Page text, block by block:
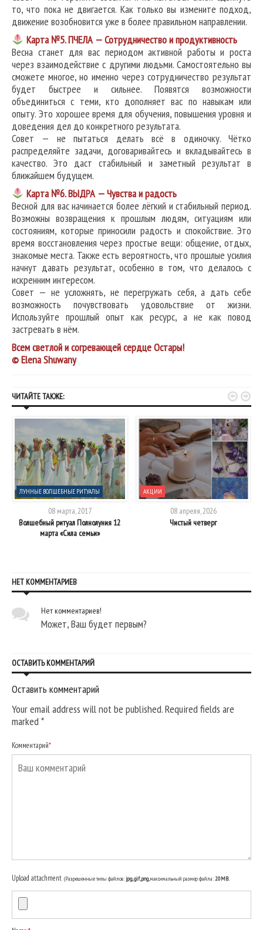
то, что пока не двигается. Как только вы измените подход,
движение возобновится уже в более правильном направлении.
Карта №5. ПЧЕЛА — Сотрудничество и продуктивность
Весна станет для вас периодом активной работы и роста
через взаимодействие с другими людьми. Самостоятельно вы
сможете многое, но именно через сотрудничество результат
будет быстрее и сильнее. Появятся возможности
объединиться с теми, кто дополняет вас по навыкам или
опыту. Это хорошее время для обучения, повышения уровня и
доведения дел до конкретного результата.
Совет — не пытаться делать всё в одиночку. Чётко
распределяйте задачи, договаривайтесь и вкладывайтесь в
качество. Это даст стабильный и заметный результат в
ближайшем будущем.
Карта №6. ВЫДРА — Чувства и радость
Весной для вас начинается более лёгкий и стабильный период.
Возможны возвращения к прошлым людям, ситуациям или
состояниям, которые приносили радость и спокойствие. Это
время восстановления через простые вещи: общение, отдых,
знакомые места. Также есть вероятность, что прошлые усилия
начнут давать результат, особенно в том, что делалось с
искренним интересом.
Совет — не усложнять, не перегружать себя, а дать себе
возможность почувствовать удовольствие от жизни.
Используйте прошлый опыт как ресурс, а не как повод
застревать в нём.
Всем светлой и согревающей сердце Остары!
© Elena Shuwany
ЧИТАЙТЕ ТАКЖЕ:
ЛУННЫЕ ВОЛШЕБНЫЕ РИТУАЛЫ
08 марта, 2017
Волшебный ритуал Полнолуния 12
марта «Сила семьи»
АКЦИИ
08 апреля, 2026
Чистый четверг
 
НЕТ КОММЕНТАРИЕВ
Нет комментариев!
Может, Ваш будет первым?
ОСТАВИТЬ КОММЕНТАРИЙ
Оставить комментарий
Your email address will not be published. Required fields are
marked*
Комментарий*
Upload attachment (Разрешенные типы файлов:jpg, gif, png, максимальный размер файла: 20MB.